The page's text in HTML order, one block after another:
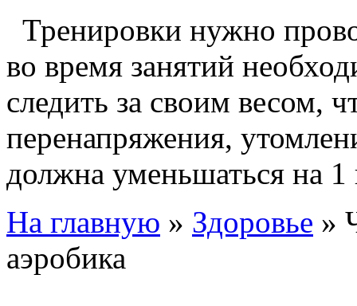
Тренировки нужно
во время занятий
следить за своим весом,
перенапряжения,
должна уменьшаться на 1
На главную » Здоровье »
аэробика